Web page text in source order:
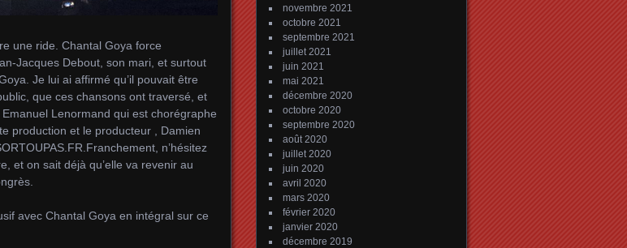
une ride. Chantal Goya force
Jacques Debout, son mari, et surtout
Je lui ai affirmé qu’il pouvait être
que ces chansons ont traversé, et
Lenormand qui est chorégraphe
production et le producteur , Damien
n’hésitez
et on sait déjà qu’elle va revenir au
avec Chantal Goya en intégral sur ce
novembre 2021
octobre 2021
septembre 2021
juillet 2021
juin 2021
mai 2021
décembre 2020
octobre 2020
septembre 2020
août 2020
juillet 2020
juin 2020
avril 2020
mars 2020
février 2020
janvier 2020
décembre 2019